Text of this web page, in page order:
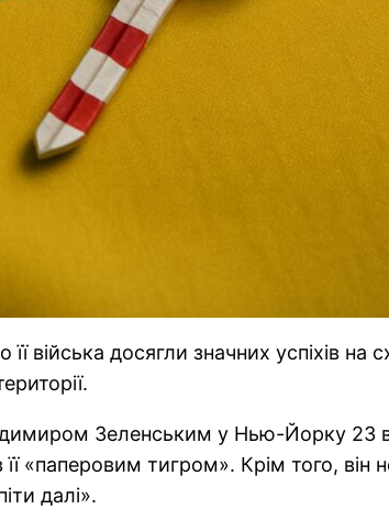
війська досягли значних успіхів на
Зеленським у Нью-Йорку
її «паперовим тигром». Крім того,
далі».